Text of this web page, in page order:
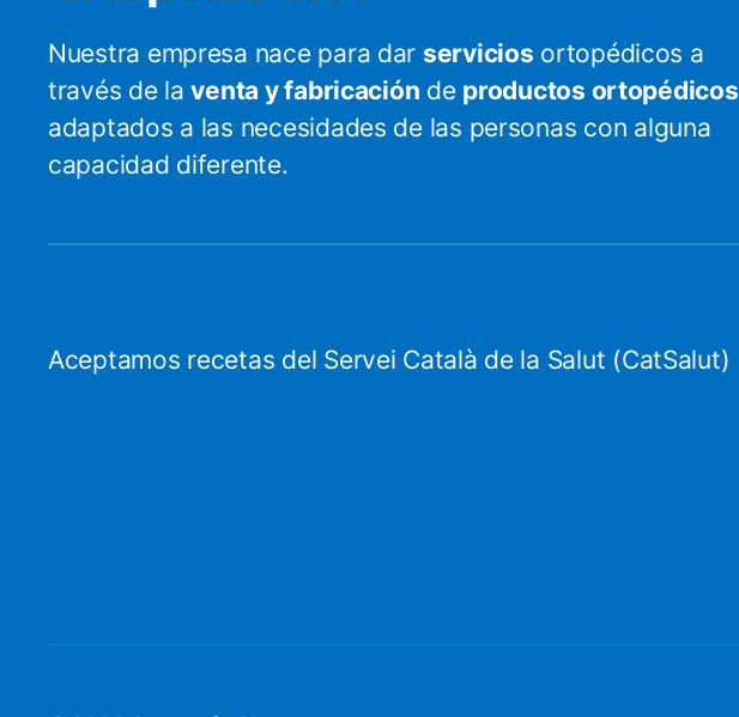
Nuestra empresa nace para dar servicios ortopédicos a
través de laventa y fabricación de productos ortopédicos
adaptados a las necesidades de las personas con alguna
capacidad diferente.
Aceptamos recetas del Servei Català de la Salut (CatSalut)